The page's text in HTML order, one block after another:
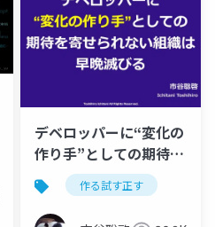
デベロッパーに“変化の
作り手”としての期待を
寄せられない組織は早
晩滅びる
作る試す正す